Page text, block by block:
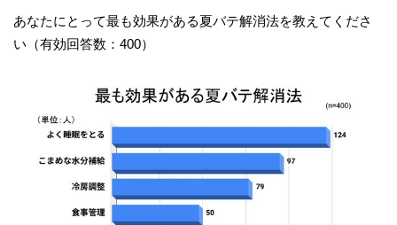
あなたにとって最も効果がある夏バテ解消法を教えてくださ
い（有効回答数：400）